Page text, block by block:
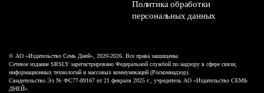
Политика обработки
персональных данных
© АО «Издательство Семь Дней», 2020-2026. Все права защищены.
Сетевое издание SRSLY зарегистрировано Федеральной службой по надзору в сфере связи,
информационных технологий и массовых коммуникаций (Роскомнадзор).
Свидетельство Эл № ФС77-89167 от 21 февраля 2025 г., учредитель АО «Издательство СЕМЬ
ДНЕЙ».